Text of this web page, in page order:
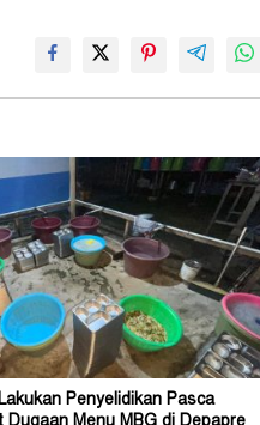
Penyelidikan Pasca